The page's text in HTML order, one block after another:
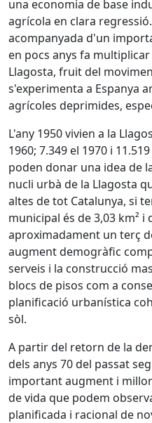
una economia de base
agrícola en clara
acompanyada d'un
en pocs anys fa
Llagosta, fruit del
s'experimenta a Espanya
agrícoles deprimides,
L'any 1950 vivien a la
1960; 7.349 el 1970 i
poden donar una idea de
nucli urbà de la Llagosta
altes de tot Catalunya, si
municipal és de 3,03 km²
aproximadament un terç
augment demogràfic
serveis i la construcció
blocs de pisos com a
planificació urbanística
sòl.
A partir del retorn de la
dels anys 70 del passat
important augment i
de vida que podem
planificada i racional de